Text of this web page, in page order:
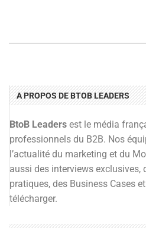
A PROPOS DE BTOB LEADERS
BtoB Leaders est le média
professionnels du B2B. Nos
l’actualité du marketing et du
aussi des interviews exclusives,
pratiques, des Business Cases
télécharger.